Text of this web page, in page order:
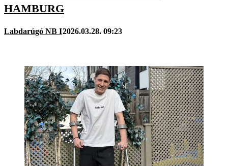
HAMBURG
Labdarúgó NB I2026.03.28. 09:23